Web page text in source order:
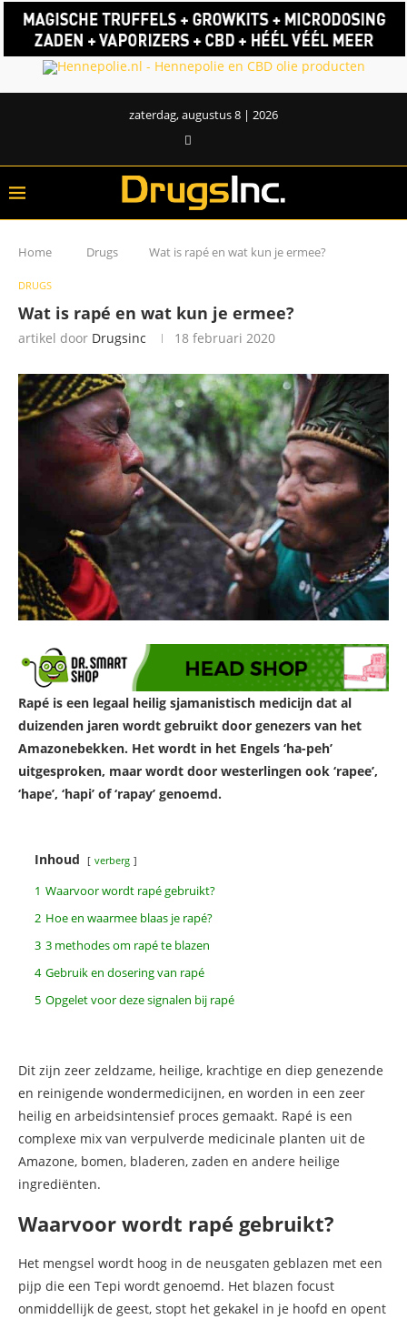
zaterdag, augustus 8 | 2026
Home Drugs Wat is rapé en wat kun je ermee?
DRUGS
Wat is rapé en wat kun je ermee?
artikel door Drugsinc 18 februari 2020
Rapé is een legaal heilig sjamanistisch medicijn dat al
duizenden jaren wordt gebruikt door genezers van het
Amazonebekken. Het wordt in het Engels ‘ha-peh’
uitgesproken, maar wordt door westerlingen ook ‘rapee’,
‘hape’, ‘hapi’ of ‘rapay’ genoemd.
Inhoud verberg
1 Waarvoor wordt rapé gebruikt?
2 Hoe en waarmee blaas je rapé?
3 3 methodes om rapé te blazen
4 Gebruik en dosering van rapé
5 Opgelet voor deze signalen bij rapé
Dit zijn zeer zeldzame, heilige, krachtige en diep genezende
en reinigende wondermedicijnen, en worden in een zeer
heilig en arbeidsintensief proces gemaakt. Rapé is een
complexe mix van verpulverde medicinale planten uit de
Amazone, bomen, bladeren, zaden en andere heilige
ingrediënten.
Waarvoor wordt rapé gebruikt?
Het mengsel wordt hoog in de neusgaten geblazen met een
pijp die een Tepi wordt genoemd. Het blazen focust
onmiddellijk de geest, stopt het gekakel in je hoofd en opent